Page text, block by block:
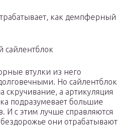
как демпферный
сайлентблок
втулки из него
Но сайлентблок
скручивание, а артикуляция
подразумевает большие
И с этим лучше справляются
они отрабатывают